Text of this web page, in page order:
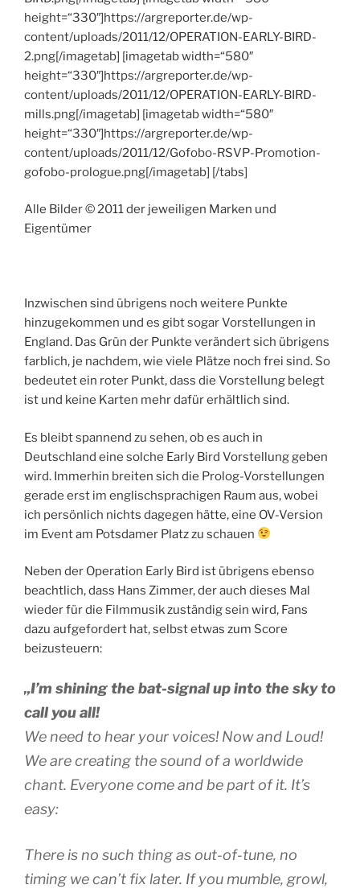
height=“330″]https://argreporter.de/wp-
content/uploads/2011/12/OPERATION-EARLY-BIRD-
2.png[/imagetab] [imagetab width=“580″
height=“330″]https://argreporter.de/wp-
content/uploads/2011/12/OPERATION-EARLY-BIRD-
mills.png[/imagetab] [imagetab width=“580″
height=“330″]https://argreporter.de/wp-
content/uploads/2011/12/Gofobo-RSVP-Promotion-
gofobo-prologue.png[/imagetab] [/tabs]
Alle Bilder © 2011 der jeweiligen Marken und
Eigentümer
Inzwischen sind übrigens noch weitere Punkte
hinzugekommen und es gibt sogar Vorstellungen in
England. Das Grün der Punkte verändert sich übrigens
farblich, je nachdem, wie viele Plätze noch frei sind. So
bedeutet ein roter Punkt, dass die Vorstellung belegt
ist und keine Karten mehr dafür erhältlich sind.
Es bleibt spannend zu sehen, ob es auch in
Deutschland eine solche Early Bird Vorstellung geben
wird. Immerhin breiten sich die Prolog-Vorstellungen
gerade erst im englischsprachigen Raum aus, wobei
ich persönlich nichts dagegen hätte, eine OV-Version
im Event am Potsdamer Platz zu schauen
Neben der Operation Early Bird ist übrigens ebenso
beachtlich, dass Hans Zimmer, der auch dieses Mal
wieder für die Filmmusik zuständig sein wird, Fans
dazu aufgefordert hat, selbst etwas zum Score
beizusteuern:
„I’m shining the bat-signal up into the sky to
call you all!
We need to hear your voices! Now and Loud!
We are creating the sound of a worldwide
chant. Everyone come and be part of it. It’s
easy:
There is no such thing as out-of-tune, no
timing we can’t fix later. If you mumble, growl,